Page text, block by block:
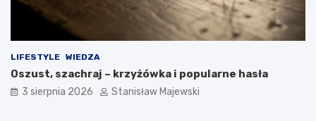
LIFESTYLE WIEDZA
Oszust, szachraj – krzyżówka i popularne hasła
3 sierpnia 2026 Stanisław Majewski